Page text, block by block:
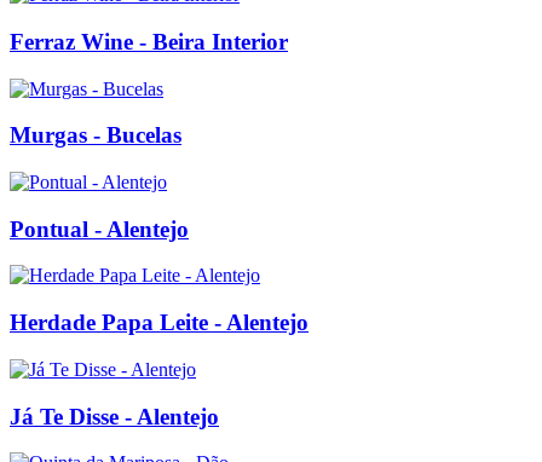
Ferraz Wine - Beira Interior
Murgas - Bucelas
Pontual - Alentejo
Herdade Papa Leite - Alentejo
Já Te Disse - Alentejo